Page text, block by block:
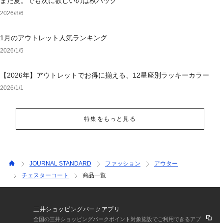
2026/8/6
1月のアウトレット人気ランキング
2026/1/5
【2026年】アウトレットでお得に揃える、12星座別ラッキーカラー
2026/1/1
特集をもっと見る
JOURNAL STANDARD ファッション
アウター
チェスターコート
商品一覧
三井ショッピングパークアプリ
全国の三井ショッピングパークポイント対象施設でご利用できるアプ